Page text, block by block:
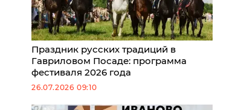
Праздник русских традиций в
Гавриловом Посаде: программа
фестиваля 2026 года
26.07.2026 09:10